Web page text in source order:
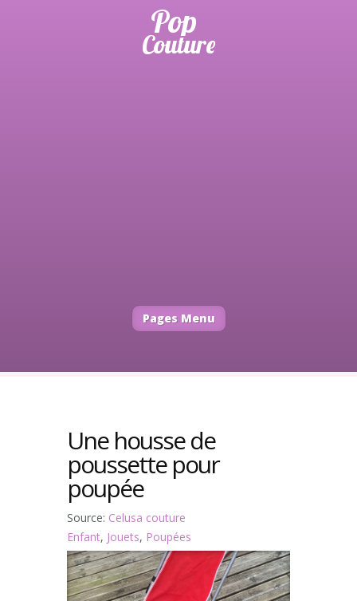
Pages Menu
Une housse de
poussette pour
poupée
Source: Celusa couture
Enfant, Jouets, Poupées